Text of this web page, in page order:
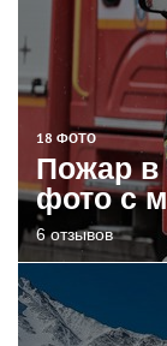
18 ФОТО
Пожар в
фото с
6 отзывов